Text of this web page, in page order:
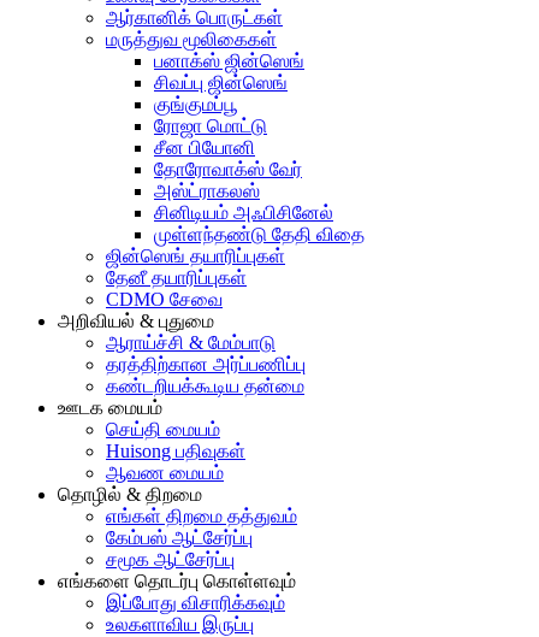
ஆர்கானிக் பொருட்கள்
மருத்துவ மூலிகைகள்
பனாக்ஸ் ஜின்ஸெங்
சிவப்பு ஜின்ஸெங்
குங்குமப்பூ
ரோஜா மொட்டு
சீன பியோனி
தோரோவாக்ஸ் வேர்
அஸ்ட்ராகலஸ்
சினிடியம் அஃபிசினேல்
முள்ளந்தண்டு தேதி விதை
ஜின்ஸெங் தயாரிப்புகள்
தேனீ தயாரிப்புகள்
CDMO சேவை
அறிவியல் & புதுமை
ஆராய்ச்சி & மேம்பாடு
தரத்திற்கான அர்ப்பணிப்பு
கண்டறியக்கூடிய தன்மை
ஊடக மையம்
செய்தி மையம்
Huisong பதிவுகள்
ஆவண மையம்
தொழில் & திறமை
எங்கள் திறமை தத்துவம்
கேம்பஸ் ஆட்சேர்ப்பு
சமூக ஆட்சேர்ப்பு
எங்களை தொடர்பு கொள்ளவும்
இப்போது விசாரிக்கவும்
உலகளாவிய இருப்பு